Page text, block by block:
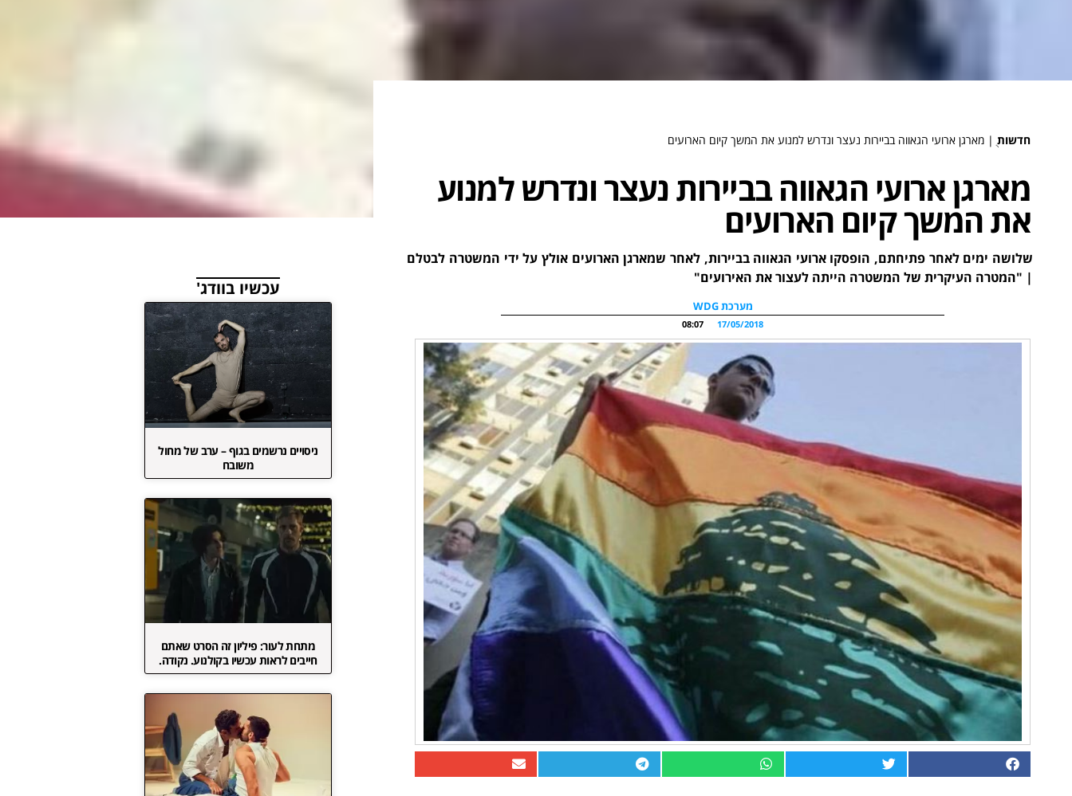
חדשות ֻ| מארגן ארועי הגאווה בביירות נעצר ונדרש למנוע את המשך קיום הארועים
מארגן ארועי הגאווה בביירות נעצר ונדרש למנוע
את המשך קיום הארועים
שלושה ימים לאחר פתיחתם, הופסקו ארועי הגאווה בביירות, לאחר שמארגן הארועים אולץ על ידי המשטרה לבטלם
| "המטרה העיקרית של המשטרה הייתה לעצור את האירועים"
מערכת WDG
17/05/2018
08:07
עכשיו בוודג'
ניסויים נרשמים בגוף – ערב של מחול
משובח
מתחת לעור: פיליון זה הסרט שאתם
חייבים לראות עכשיו בקולנוע. נקודה.